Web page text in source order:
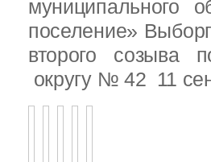
муниципального
поселение»
второго созыва
округу № 42 11